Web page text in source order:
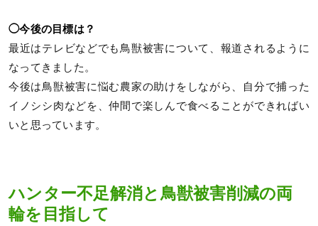
◯今後の目標は？
最近はテレビなどでも鳥獣被害について、報道されるように
なってきました。
今後は鳥獣被害に悩む農家の助けをしながら、自分で捕った
イノシシ肉などを、仲間で楽しんで食べることができればい
いと思っています。
ハンター不足解消と鳥獣被害削減の両
輪を目指して